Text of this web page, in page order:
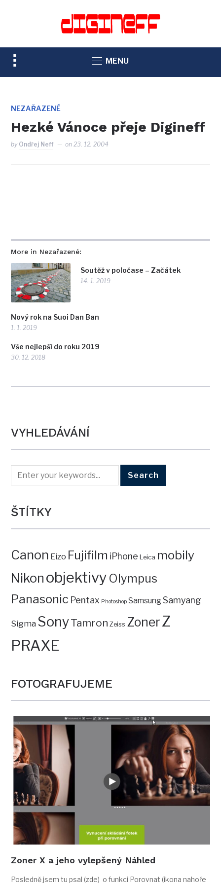
TOGGLE
SIDEBAR
NAVIGATION
MENU
NEZAŘAZENÉ
Hezké Vánoce přeje Digineff
by Ondřej Neff on23. 12. 2004
More in Nezařazené:
Soutěž v poločase – Začátek
14. 1. 2019
Nový rok na Suoi Dan Ban
1. 1. 2019
Vše nejlepší do roku 2019
30. 12. 2018
VYHLEDÁVÁNÍ
ŠTÍTKY
Canon Eizo Fujifilm iPhone Leica mobily
Nikon objektivy Olympus
Panasonic Pentax Photoshop SamsungSamyang
Sigma SonyTamron Zeiss ZonerZ
PRAXE
FOTOGRAFUJEME
Zoner X a jeho vylepšený Náhled
Posledně jsem tu psal (zde) o funkci Porovnat (ikona nahoře